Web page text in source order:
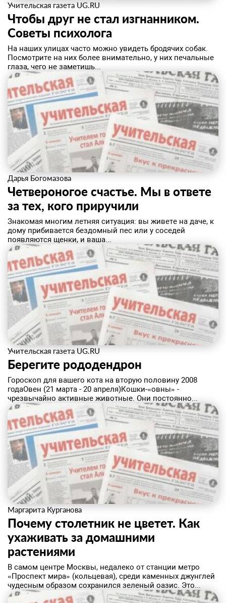
Учительская газета UG.RU
Чтобы друг не стал изгнанником.
Советы психолога
На наших улицах часто можно увидеть бродячих собак.
Посмотрите на них более внимательно, у них печальные
глаза, чего не заметишь...
Дарья Богомазова
Четвероногое счастье. Мы в ответе
за тех, кого приручили
Знакомая многим летняя ситуация: вы живете на даче, к
дому прибивается бездомный пес или у соседей
появляются щенки, и ваша...
Учительская газета UG.RU
Берегите рододендрон
Гороскоп для вашего кота на вторую половину 2008
годаОвен (21 марта - 20 апреля)Кошки-«овны» -
чрезвычайно активные животные. Они постоянно...
Маргарита Курганова
Почему столетник не цветет. Как
ухаживать за домашними
растениями
В самом центре Москвы, недалеко от станции метро
«Проспект мира» (кольцевая), среди каменных джунглей
чудесным образом сохранился зеленый оазис. Это...